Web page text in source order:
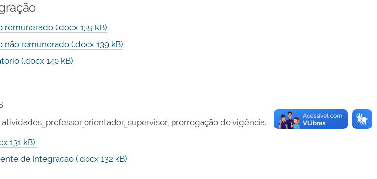
remunerado (.docx 139 kB)
não remunerado (.docx 139 kB)
(.docx 140 kB)
atividades, professor orientador, supervisor, prorrogação de vigência.
131 kB)
de Integração (.docx 132 kB)